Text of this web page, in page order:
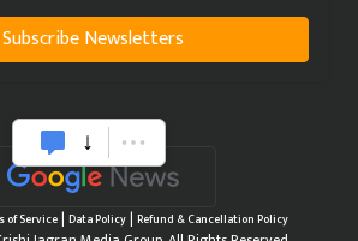
Subscribe Newsletters
of Service| Data Policy| Refund & Cancellation Policy